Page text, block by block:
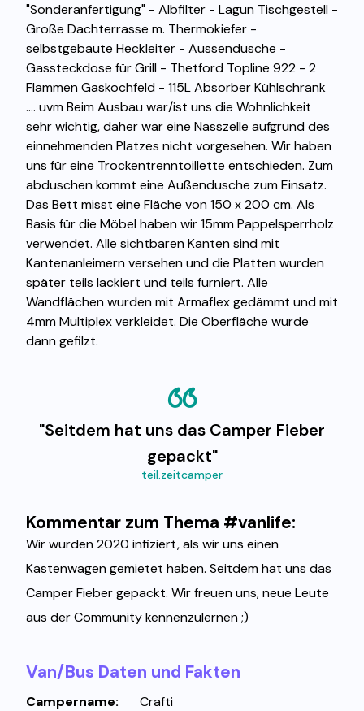
"Sonderanfertigung" - Albfilter - Lagun Tischgestell -
Große Dachterrasse m. Thermokiefer -
selbstgebaute Heckleiter - Aussendusche -
Gassteckdose für Grill - Thetford Topline 922 - 2
Flammen Gaskochfeld - 115L Absorber Kühlschrank
.... uvm Beim Ausbau war/ist uns die Wohnlichkeit
sehr wichtig, daher war eine Nasszelle aufgrund des
einnehmenden Platzes nicht vorgesehen. Wir haben
uns für eine Trockentrenntoillette entschieden. Zum
abduschen kommt eine Außendusche zum Einsatz.
Das Bett misst eine Fläche von 150 x 200 cm. Als
Basis für die Möbel haben wir 15mm Pappelsperrholz
verwendet. Alle sichtbaren Kanten sind mit
Kantenanleimern versehen und die Platten wurden
später teils lackiert und teils furniert. Alle
Wandflächen wurden mit Armaflex gedämmt und mit
4mm Multiplex verkleidet. Die Oberfläche wurde
dann gefilzt.
"Seitdem hat uns das Camper Fieber
gepackt"
teil.zeitcamper
Kommentar zum Thema #vanlife:
Wir wurden 2020 infiziert, als wir uns einen
Kastenwagen gemietet haben. Seitdem hat uns das
Camper Fieber gepackt. Wir freuen uns, neue Leute
aus der Community kennenzulernen ;)
Van/Bus Daten und Fakten
Campername: Crafti